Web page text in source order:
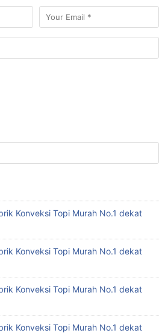
Konveksi Topi Murah No.1 dekat
Konveksi Topi Murah No.1 dekat
Konveksi Topi Murah No.1 dekat
Konveksi Topi Murah No.1 dekat